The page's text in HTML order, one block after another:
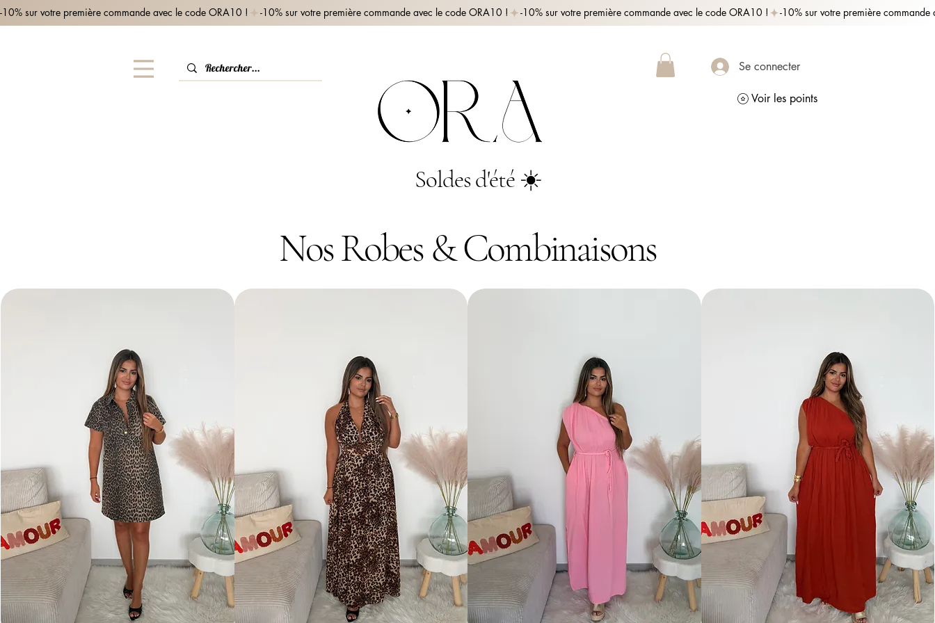
Se connecter
Voir les points
-10% sur votre première commande avec le code ORA10 !
Soldes d'été ☀️
Nos Robes & Combinaisons